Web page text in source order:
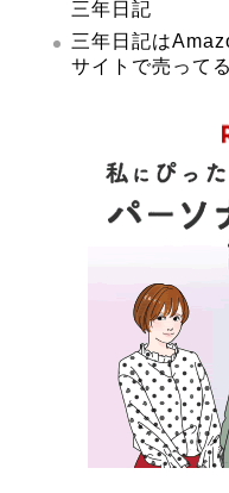
三年日記
三年日記は
サイトで売ってる